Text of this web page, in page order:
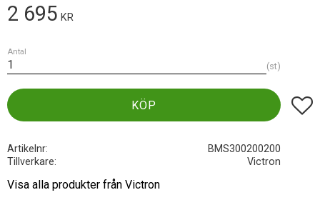
2 695 KR
Antal
st
KÖP Lägg
Artikelnr
BMS300200200
Tillverkare
Victron
Visa alla produkter från Victron